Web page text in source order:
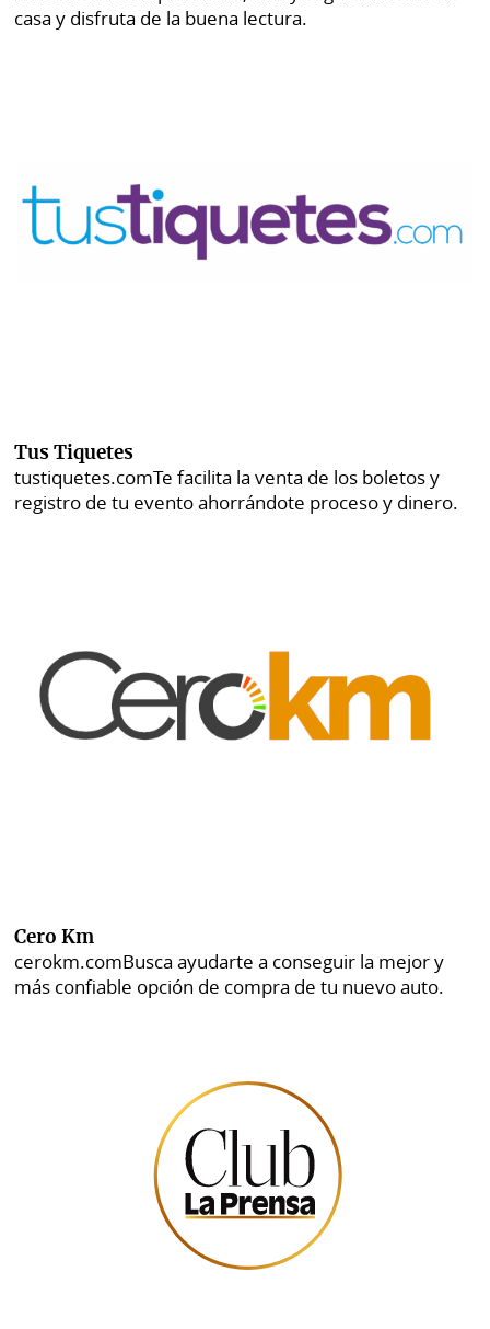
casa y disfruta de la buena lectura.
Tus Tiquetes
tustiquetes.comTe facilita la venta de los boletos y
registro de tu evento ahorrándote proceso y dinero.
Cero Km
cerokm.comBusca ayudarte a conseguir la mejor y
más confiable opción de compra de tu nuevo auto.